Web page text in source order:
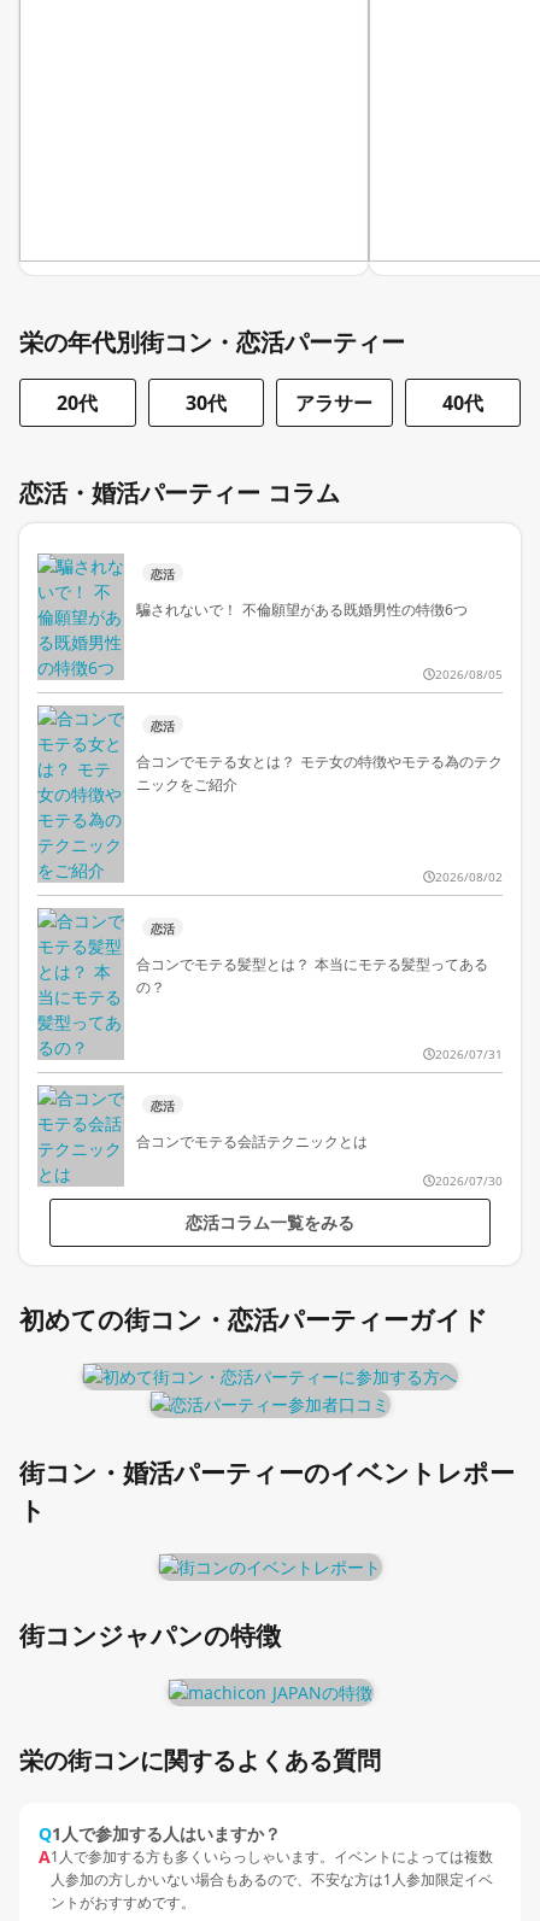
栄の年代別街コン・恋活パーティー
20代 30代 アラサー 40代
恋活・婚活パーティー コラム
恋活
騙されないで！ 不倫願望がある既婚男性の特徴6つ
2026/08/05
恋活
合コンでモテる女とは？ モテ女の特徴やモテる為のテク
ニックをご紹介
2026/08/02
恋活
合コンでモテる髪型とは？ 本当にモテる髪型ってある
の？
2026/07/31
恋活
合コンでモテる会話テクニックとは
2026/07/30
恋活コラム一覧をみる
初めての街コン・恋活パーティーガイド
街コン・婚活パーティーのイベントレポー
ト
街コンジャパンの特徴
栄の街コンに関するよくある質問
Q1人で参加する人はいますか？
A1人で参加する方も多くいらっしゃいます。イベントによっては複数
人参加の方しかいない場合もあるので、不安な方は1人参加限定イベ
ントがおすすめです。